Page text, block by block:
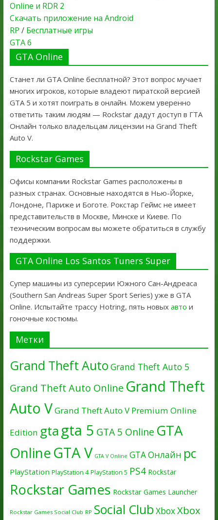
Online и RDR 2
Скачать приложение на Android
RP / Бесплатные игры
GTA 6
GTA Online
Станет ли GTA Online бесплатной? Этот вопрос мучает
многих игроков, которые владеют пиратской версией
GTA 5 и хотят поиграть в онлайн. Можем уверенно
ответить таким людям — Rockstar дадут доступ в ГТА
Онлайн только владельцам лицензии на Grand Theft
Auto V.
Rockstar Games
Офисы компании Rockstar Games расположены в
разных странах. Основные находятся в Нью-Йорке,
Лондоне, Париже и Боготе. Рокстар Геймс не имеет
представительств в Москве, Минске и Киеве. По
техническим вопросам вы можете обратиться в службу
поддержки.
GTA Online Los Santos Tuners Super
Супер машины из суперсерии Южного Сан-Андреаса
(Southern San Andreas Super Sport Series) уже в GTA
Online. Испытайте трассу Hotring, пять новых авто и
гоночные костюмы.
Метки
Grand Theft Auto Grand Theft Auto 5
Grand Theft Auto Online Grand Theft
Auto VGrand Theft Auto V Premium Online
Edition gtagta 5 GTA 5 Online GTA
OnlineGTA V GTA V Online GTA Онлайн pc
PlayStation PlayStation 4 PlayStation 5 PS4 Rockstar
Rockstar Games Rockstar Games Launcher
Rockstar Games Social Club RP Social Club XboxXbox